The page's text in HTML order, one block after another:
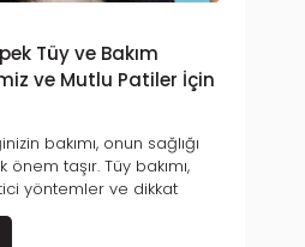
Tüy ve Bakım
ve Mutlu Patiler İçin
bakımı, onun sağlığı
taşır. Tüy bakımı,
yöntemler ve dikkat
patili dostunuzu